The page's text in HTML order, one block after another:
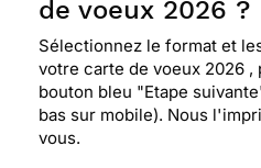
de voeux 2026 ?
Sélectionnez le format et
votre carte de voeux 2026 ,
bouton bleu "Etape
bas sur mobile). Nous
vous.